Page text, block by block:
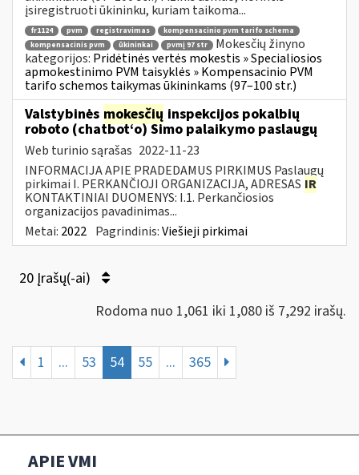
įsiregistruoti ūkininku, kuriam taikoma...
fr1124 pvm registravimas
kompensacinio pvm tarifo schema
kompensacinis pvm
ūkininkai pvmį 97 str
Mokesčių žinyno
kategorijos: Pridėtinės vertės mokestis » Specialiosios
apmokestinimo PVM taisyklės » Kompensacinio PVM
tarifo schemos taikymas ūkininkams (97–100 str.)
Valstybinės mokesčių inspekcijos pokalbių
roboto (chatbot‘o) Simo palaikymo paslaugų
Web turinio sąrašas 2022-11-23
INFORMACIJA APIE PRADEDAMUS PIRKIMUS Paslaugų
pirkimai I. PERKANČIOJI ORGANIZACIJA, ADRESAS IR
KONTAKTINIAI DUOMENYS: I.1. Perkančiosios
organizacijos pavadinimas...
Metai: 2022 Pagrindinis:Viešieji pirkimai
20 Įrašų(-ai)
Rodoma nuo 1,061 iki 1,080 iš 7,292 irašų.
1 ... 53 54 55 ... 365
APIE VMI